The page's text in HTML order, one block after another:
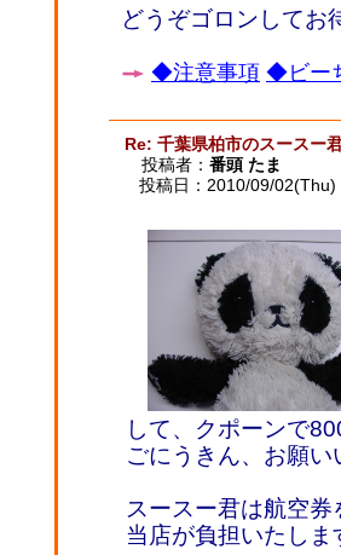
どうぞゴロンしてお
◆注意事項 ◆ビー
Re: 千葉県柏市のスースー
投稿者： 番頭 たま
投稿日：2010/09/
して、クポーンで
ごにうきん、お願
スースー君は航空
当店が負担いたしま